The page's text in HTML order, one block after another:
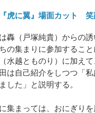
『虎に翼』場面カット
轟（戸塚純貴）からの
の集まりに参加するこ
水越とものり）に加え
は自己紹介をしつつ「
した」と説明する。
集まっては、おにぎり